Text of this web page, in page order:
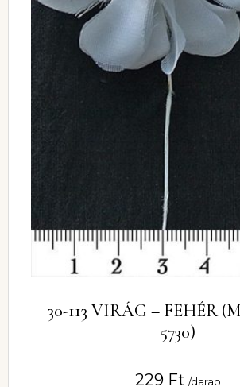
30-113 VIRÁG – FEHÉR
5730)
229 Ft /darab